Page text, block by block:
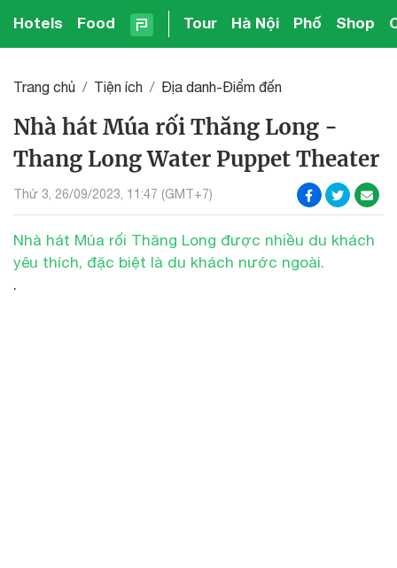
Hotels Food Tour Hà Nội Phố Shop
Trang chủ Tiện ích Địa danh-Điểm đến
Nhà hát Múa rối Thăng Long -
Thang Long Water Puppet Theater
Thứ 3, 26/09/2023, 11:47 (GMT+7)
Nhà hát Múa rối Thăng Long được nhiều du khách
yêu thích, đặc biệt là du khách nước ngoài.
.